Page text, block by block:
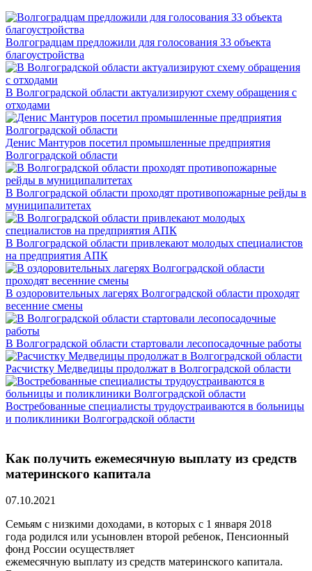
Волгоградцам предложили для голосования 33 объекта
благоустройства
В Волгоградской области актуализируют схему обращения с
отходами
Денис Мантуров посетил промышленные предприятия
Волгоградской области
В Волгоградской области проходят противопожарные рейды в
муниципалитетах
В Волгоградской области привлекают молодых специалистов
на предприятия АПК
В оздоровительных лагерях Волгоградской области проходят
весенние смены
В Волгоградской области стартовали лесопосадочные работы
Расчистку Медведицы продолжат в Волгоградской области
Востребованные специалисты трудоустраиваются в больницы
и поликлиники Волгоградской области
Как получить ежемесячную выплату из средств
материнского капитала
07.10.2021
Семьям с низкими доходами, в которых с 1 января 2018
года родился или усыновлен второй ребенок, Пенсионный
фонд России осуществляет
ежемесячную выплату из средств материнского капитала.